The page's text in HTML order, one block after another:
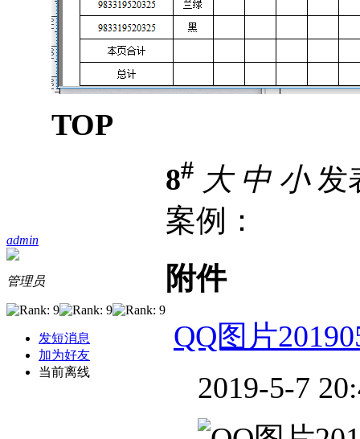
TOP
admin
管理员
发短消息
加为好友
当前离线
8# 大 中 小发
案例：
附件
QQ图片
2019-5-7